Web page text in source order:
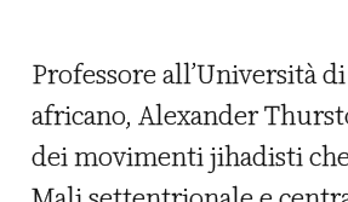
Professore all’Università
africano, Alexander
dei movimenti jihadisti